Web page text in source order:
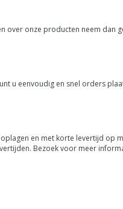
onze producten neem dan
u eenvoudig en snel orders
en met korte levertijd op
Bezoek voor meer